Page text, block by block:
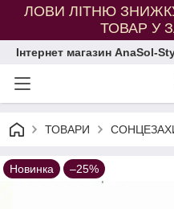
ЛОВИ ЛІТНЮ
ТОВАР У
Інтернет магазин AnaSol-
ТОВАРИ
Новинка –25%